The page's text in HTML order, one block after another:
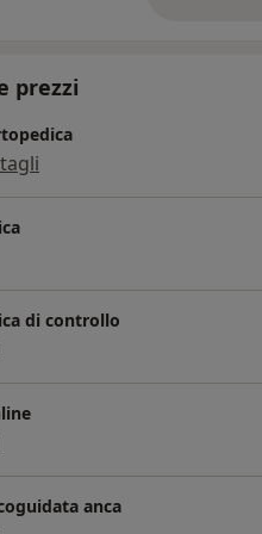
prezzi
di controllo
anca